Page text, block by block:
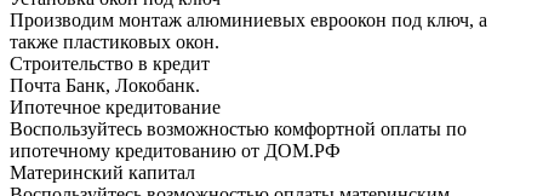
Производим монтаж алюминиевых евроокон под ключ, а
также пластиковых окон.
Строительство в кредит
Почта Банк, Локобанк.
Ипотечное кредитование
Воспользуйтесь возможностью комфортной оплаты по
ипотечному кредитованию от ДОМ.РФ
Материнский капитал